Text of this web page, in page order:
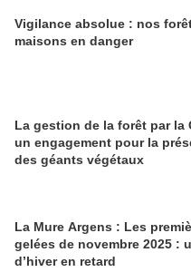
Vigilance absolue : nos
maisons en danger
La gestion de la forêt par la
un engagement pour la
des géants végétaux
La Mure Argens : Les
gelées de novembre 2025 :
d’hiver en retard